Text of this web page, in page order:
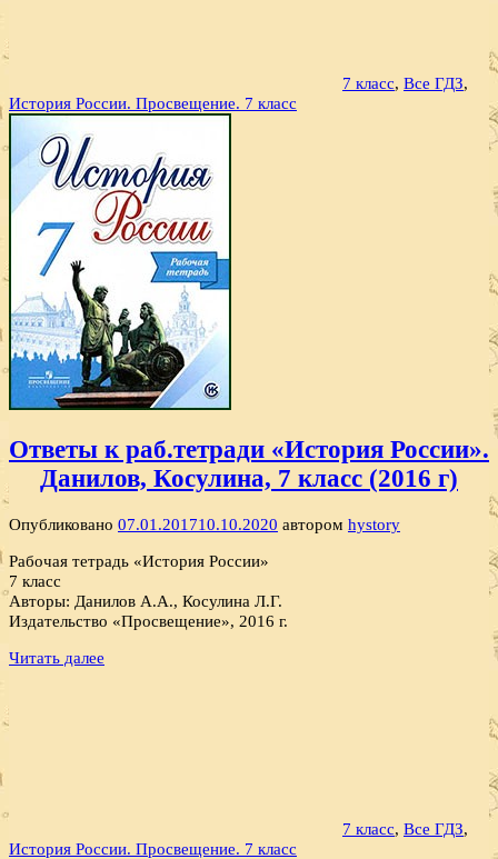
7 класс, Все ГДЗ,
История России. Просвещение. 7 класс
Ответы к раб.тетради «История России».
Данилов, Косулина, 7 класс (2016 г)
Опубликовано 07.01.201710.10.2020 автором hystory
Рабочая тетрадь «История России»
7 класс
Авторы: Данилов А.А., Косулина Л.Г.
Издательство «Просвещение», 2016 г.
Читать далее
7 класс, Все ГДЗ,
История России. Просвещение. 7 класс